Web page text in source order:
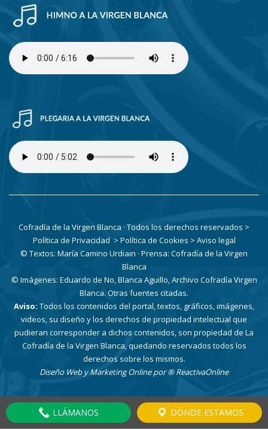
Cofradía de la Virgen Blanca · Todos los derechos reservados >
Política de Privacidad > Política de Cookies > Aviso legal
© Textos: María Camino Urdiain · Prensa: Cofradía de la Virgen
Blanca
© Imágenes: Eduardo de No, Blanca Aguillo, Archivo Cofradía Virgen
Blanca. Otras fuentes citadas.
Aviso: Todos los contenidos del portal, textos, gráficos, imágenes,
videos, su diseño y los derechos de propiedad intelectual que
pudieran corresponder a dichos contenidos, son propiedad de La
Cofradía de la Virgen Blanca, quedando reservados todos los
derechos sobre los mismos.
Diseño Web y Marketing Online por® ReactivaOnline
LLÁMANOS DÓNDE ESTAMOS